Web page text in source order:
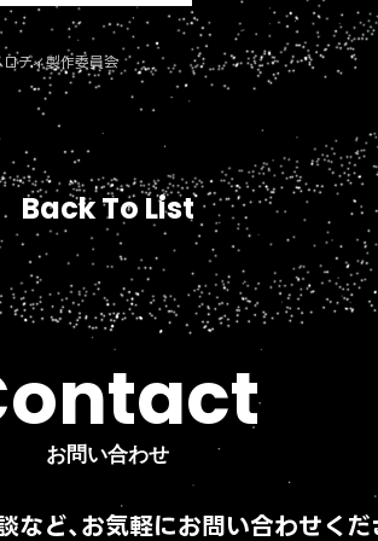
ロディ製作委員会
Back To List
Back To List
お問い合わせ
お問い合わせ
など、 お気軽にお問い合わせくだ